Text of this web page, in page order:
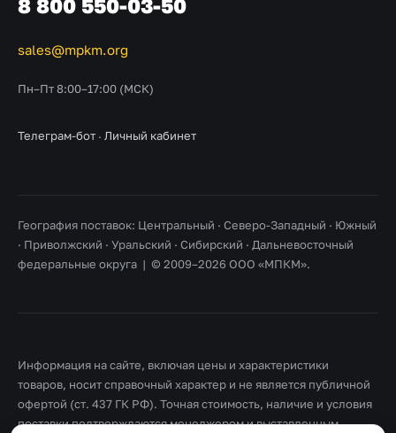
8 800 550-03-50
sales@mpkm.org
Пн–Пт 8:00–17:00 (МСК)
Телеграм-бот · Личный кабинет
География поставок: Центральный · Северо-Западный · Южный
· Приволжский · Уральский · Сибирский · Дальневосточный
федеральные округа | © 2009–2026 ООО «МПКМ».
Информация на сайте, включая цены и характеристики
товаров, носит справочный характер и не является публичной
офертой (ст. 437 ГК РФ). Точная стоимость, наличие и условия
поставки подтверждаются менеджером и выставленным